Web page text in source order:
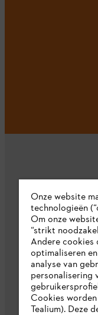
Onze website
technologieën
Om onze
“strikt
Andere cookies
optimaliseren
analyse van
personalisering
Cookies
Tealium). Deze